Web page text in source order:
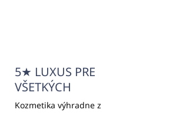
5★ LUXUS PRE
VŠETKÝCH
Kozmetika výhradne z